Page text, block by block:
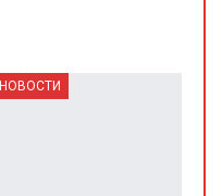
НОВОСТИ